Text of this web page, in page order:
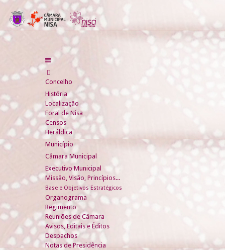
Concelho
História
Localização
Foral de Nisa
Censos
Heráldica
Município
Câmara Municipal
Executivo Municipal
Missão, Visão, Princípios...
Base e Objetivos Estratégicos
Organograma
Regimento
Reuniões de Câmara
Avisos, Editais e Éditos
Despachos
Notas de Presidência